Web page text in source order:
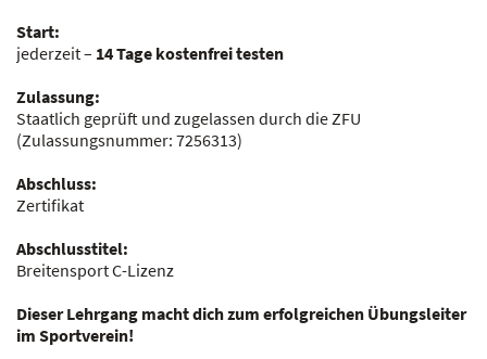
Start:
jederzeit – 14 Tage kostenfrei testen
Zulassung:
Staatlich geprüft und zugelassen durch die ZFU
(Zulassungsnummer: 7256313)
Abschluss:
Zertifikat
Abschlusstitel:
Breitensport C-Lizenz
Dieser Lehrgang macht dich zum erfolgreichen Übungsleiter
im Sportverein!